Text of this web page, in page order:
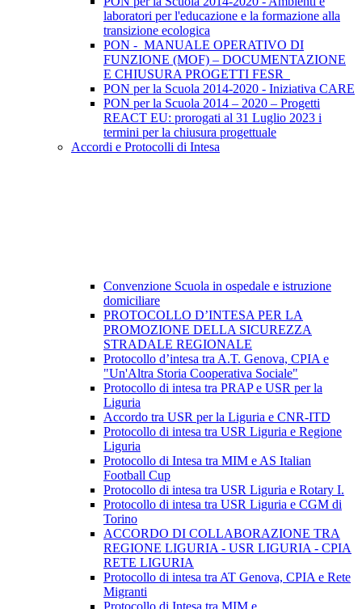
laboratori per l'educazione e la formazione alla
transizione ecologica
PON - MANUALE OPERATIVO DI
FUNZIONE (MOF) – DOCUMENTAZIONE
E CHIUSURA PROGETTI FESR
PON per la Scuola 2014-2020 - Iniziativa CARE
PON per la Scuola 2014 – 2020 – Progetti
REACT EU: prorogati al 31 Luglio 2023 i
termini per la chiusura progettuale
Accordi e Protocolli di Intesa
Convenzione Scuola in ospedale e istruzione
domiciliare
PROTOCOLLO D’INTESA PER LA
PROMOZIONE DELLA SICUREZZA
STRADALE REGIONALE
Protocollo d’intesa tra A.T. Genova, CPIA e
"Un'Altra Storia Cooperativa Sociale"
Protocollo di intesa tra PRAP e USR per la
Liguria
Accordo tra USR per la Liguria e CNR-ITD
Protocollo di intesa tra USR Liguria e Regione
Liguria
Protocollo di Intesa tra MIM e AS Italian
Football Cup
Protocollo di intesa tra USR Liguria e Rotary I.
Protocollo di intesa tra USR Liguria e CGM di
Torino
ACCORDO DI COLLABORAZIONE TRA
REGIONE LIGURIA - USR LIGURIA - CPIA
RETE LIGURIA
Protocollo di intesa tra AT Genova, CPIA e Rete
Migranti